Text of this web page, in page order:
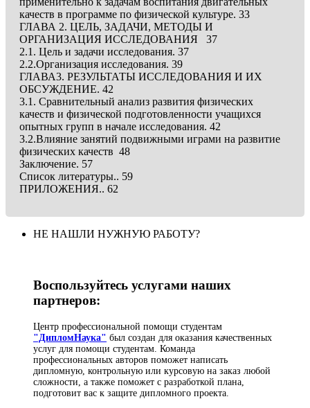
качеств в программе по физической культуре. 33
ГЛАВА 2. ЦЕЛЬ, ЗАДАЧИ, МЕТОДЫ И
ОРГАНИЗАЦИЯ ИССЛЕДОВАНИЯ 37
2.1. Цель и задачи исследования. 37
2.2.Организация исследования. 39
ГЛАВА3. РЕЗУЛЬТАТЫ ИССЛЕДОВАНИЯ И ИХ
ОБСУЖДЕНИЕ. 42
3.1. Сравнительный анализ развития физических
качеств и физической подготовленности учащихся
опытных групп в начале исследования. 42
3.2.Влияние занятий подвижными играми на развитие
физических качеств 48
Заключение. 57
Список литературы.. 59
ПРИЛОЖЕНИЯ.. 62
НЕ НАШЛИ НУЖНУЮ РАБОТУ?
Воспользуйтесь услугами наших
партнеров:
Центр профессиональной помощи студентам
"ДипломНаука" был создан для оказания качественных
услуг для помощи студентам. Команда
профессиональных авторов поможет написать
дипломную, контрольную или курсовую на заказ любой
сложности, а также поможет с разработкой плана,
подготовит вас к защите дипломного проекта.